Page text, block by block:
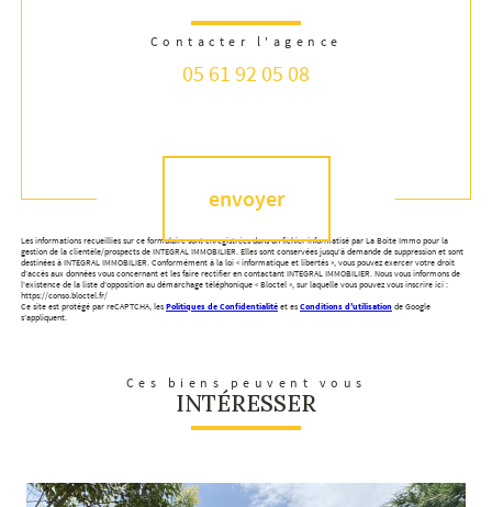
Contacter l'agence
05 61 92 05 08
envoyer
Les informations recueillies sur ce formulaire sont enregistrées dans un fichier informatisé par La Boite Immo pour la
gestion de la clientèle/prospects de INTEGRAL IMMOBILIER. Elles sont conservées jusqu'à demande de suppression et sont
destinées à INTEGRAL IMMOBILIER. Conformément à la loi « informatique et libertés », vous pouvez exercer votre droit
d'accès aux données vous concernant et les faire rectifier en contactant INTEGRAL IMMOBILIER. Nous vous informons de
l'existence de la liste d'opposition au démarchage téléphonique « Bloctel », sur laquelle vous pouvez vous inscrire ici :
https://conso.bloctel.fr/
Ce site est protégé par reCAPTCHA, les Politiques de Confidentialité et es Conditions d'utilisation de Google
s'appliquent.
Ces biens peuvent vous
INTÉRESSER